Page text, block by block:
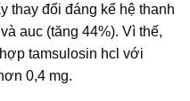
thay đổi đáng kể hệ thanh
auc (tăng 44%). Vì thế,
tamsulosin hcl với
0,4 mg.